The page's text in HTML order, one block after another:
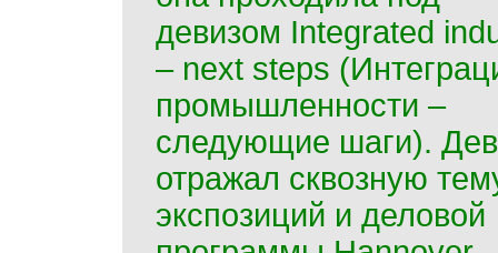
девизом Integrated
– next steps
промышленности –
следующие шаги).
отражал сквозную
экспозиций и деловой